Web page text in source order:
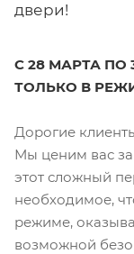
двери!
С 28 МАРТА ПО
ТОЛЬКО В
Дорогие
Мы ценим вас
этот сложный
необходимое,
режиме,
возможной